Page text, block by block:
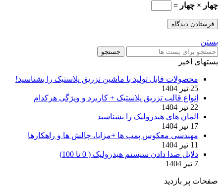
چهار × چهار =
بستن
جستجو
پستهای اخیر
محصولات قابل تولید با ماشین تزریق پلاستیک را بشناسید!
25 تیر 1404
انواع قالب تزریق پلاستیک + کاربرد و ویژگی هرکدام
22 تیر 1404
المان های هیدرولیک را بشناسید
17 تیر 1404
مهندسی معکوس پمپ ها +مزایا، چالش ها و راهکارها
11 تیر 1404
دلایل صدا دادن سیستم هیدرولیک ( 0 تا 100)
7 تیر 1404
صفحات پر بازدید